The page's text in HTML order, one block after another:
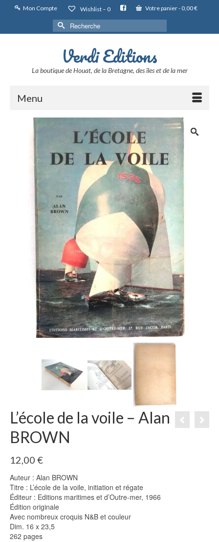
Mon Compte Wishlist – 0 Votre panier- 0,00€
Rechercher :
Verdi Editions
La boutique de Houat, de la Bretagne, des îles et de la mer
Menu
L’école de la voile – Alan
BROWN
12,00 €
Auteur : Alan BROWN
Titre : L’école de la voile, initiation et régate
Éditeur : Editions maritimes et d’Outre-mer, 1966
Édition originale
Avec nombreux croquis N&B et couleur
Dim. 16 x 23,5
262 pages